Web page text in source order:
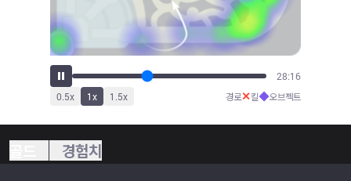
30:07
0.5x 1x 1.5x 경로✕킬◆오브젝트
경험치